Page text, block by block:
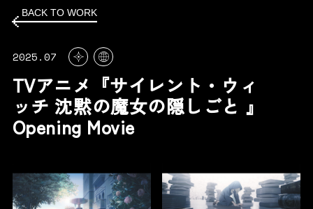
BACK TO WORK
2025.07
TVアニメ『サイレント・ウィ
ッチ 沈黙の魔女の隠しごと 』
Opening Movie